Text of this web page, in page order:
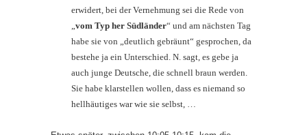
erwidert, bei der Vernehmung sei die Rede von
vom Typ her Südländer“ und am nächsten Tag
habe sie von „deutlich gebräunt“ gesprochen, da
bestehe ja ein Unterschied. N. sagt, es gebe ja
auch junge Deutsche, die schnell braun werden.
Sie habe klarstellen wollen, dass es niemand so
hellhäutiges war wie sie selbst, …